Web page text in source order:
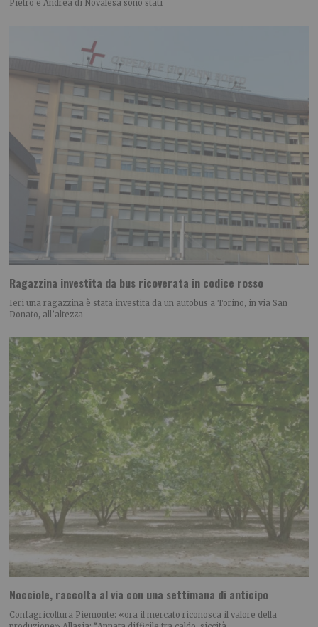
Pietro e Andrea di Novalesa sono stati
Ragazzina investita da bus ricoverata in codice rosso
Ieri una ragazzina è stata investita da un autobus a Torino, in via San
Donato, all’altezza
Nocciole, raccolta al via con una settimana di anticipo
Confagricoltura Piemonte: «ora il mercato riconosca il valore della